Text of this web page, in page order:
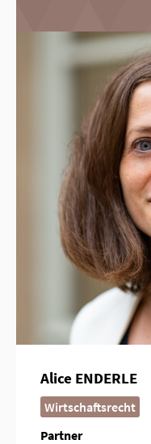
Alice ENDERLE
Wirtschaftsrecht
Partner